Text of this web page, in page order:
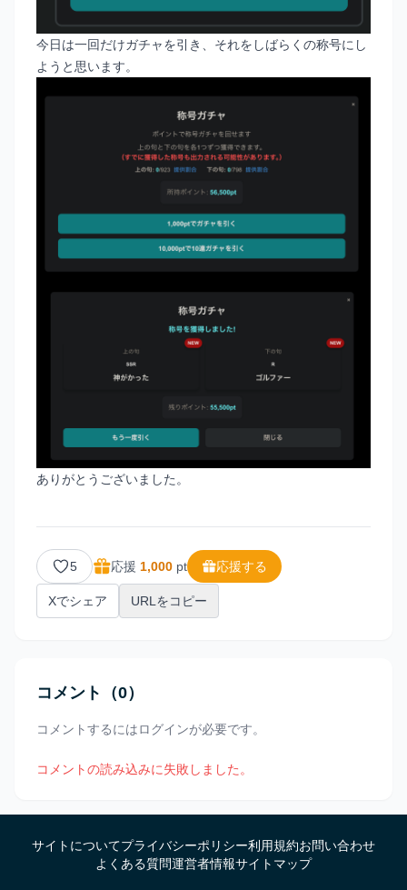
今日は一回だけガチャを引き、それをしばらくの称号にし
ようと思います。
ありがとうございました。
5 応援 1,000 pt 応援する
Xでシェア URLをコピー
コメント （0）
コメントするにはログインが必要です。
コメントの読み込みに失敗しました。
サイトについてプライバシーポリシー利用規約お問い合わせ
よくある質問運営者情報サイトマップ